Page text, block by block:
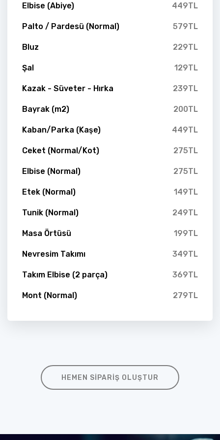
Elbise (Abiye) 449TL
Palto / Pardesü (Normal) 579TL
Bluz 229TL
Şal 129TL
Kazak - Süveter - Hırka 239TL
Bayrak (m2) 200TL
Kaban/Parka (Kaşe) 449TL
Ceket (Normal/Kot) 275TL
Elbise (Normal) 275TL
Etek (Normal) 149TL
Tunik (Normal) 249TL
Masa Örtüsü 199TL
Nevresim Takımı 349TL
Takım Elbise (2 parça) 369TL
Mont (Normal) 279TL
HEMEN SIPARIŞ OLUŞTUR